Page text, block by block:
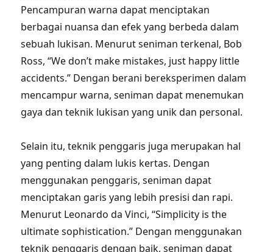
Pencampuran warna dapat menciptakan
berbagai nuansa dan efek yang berbeda dalam
sebuah lukisan. Menurut seniman terkenal, Bob
Ross, “We don’t make mistakes, just happy little
accidents.” Dengan berani bereksperimen dalam
mencampur warna, seniman dapat menemukan
gaya dan teknik lukisan yang unik dan personal.
Selain itu, teknik penggaris juga merupakan hal
yang penting dalam lukis kertas. Dengan
menggunakan penggaris, seniman dapat
menciptakan garis yang lebih presisi dan rapi.
Menurut Leonardo da Vinci, “Simplicity is the
ultimate sophistication.” Dengan menggunakan
teknik penggaris dengan baik, seniman dapat